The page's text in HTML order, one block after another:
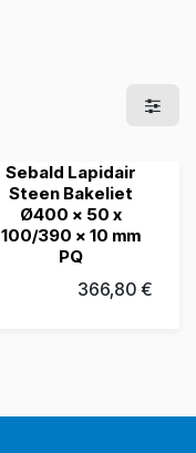
Sebald Lapidair
Steen Bakeliet
Ø400 x 50 x
100/390 x 10 mm
PQ
366,80€